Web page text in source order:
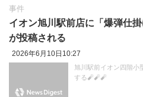
事件
イオン旭川駅前店に「爆弾仕
が投稿される
2026年6月10日10:27
旭川駅前イオン四階小
する🧨🧨🧨